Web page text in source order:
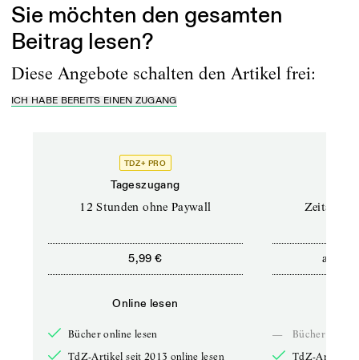
Sie möchten den gesamten
Beitrag lesen?
Diese Angebote schalten den Artikel frei:
ICH HABE BEREITS EINEN ZUGANG
TDZ+ PRO
Tageszugang
12 Stunden ohne Paywall
5,99 €
Online lesen
Bücher online lesen
TdZ-Artikel seit 2013 online lesen
ab
—
Bücher online
TdZ-Artikel